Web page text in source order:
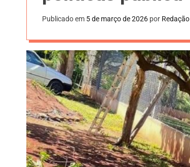
Publicado em 5 de março de 2026 por Redação